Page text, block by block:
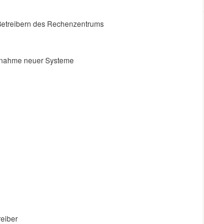
des Rechenzentrums
neuer Systeme